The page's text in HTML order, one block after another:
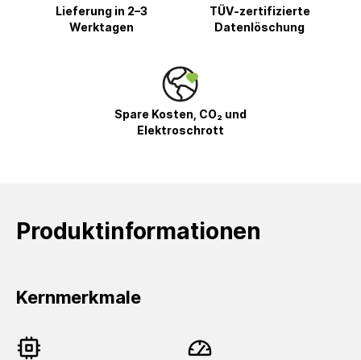
Lieferung in 2–3
Werktagen
TÜV-zertifizierte
Datenlöschung
Spare Kosten, CO₂ und
Elektroschrott
Produktinformationen
Kernmerkmale